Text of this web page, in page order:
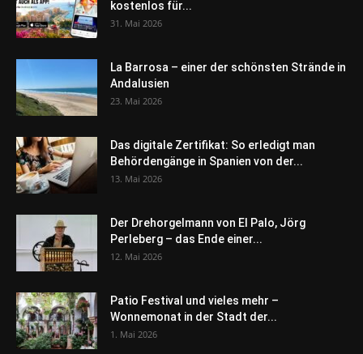
kostenlos für...
31. Mai 2026
La Barrosa – einer der schönsten Strände in
Andalusien
23. Mai 2026
Das digitale Zertifikat: So erledigt man
Behördengänge in Spanien von der...
13. Mai 2026
Der Drehorgelmann von El Palo, Jörg
Perleberg – das Ende einer...
12. Mai 2026
Patio Festival und vieles mehr –
Wonnemonat in der Stadt der...
1. Mai 2026